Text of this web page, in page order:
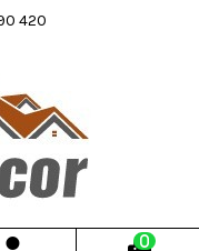
420
0